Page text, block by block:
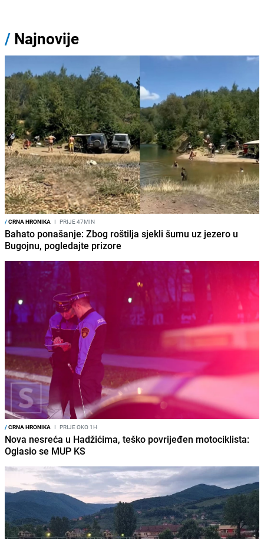
/ Najnovije
/CRNA HRONIKA I PRIJE 47MIN
Bahato ponašanje: Zbog roštilja sjekli šumu uz jezero u
Bugojnu, pogledajte prizore
/CRNA HRONIKA I PRIJE OKO 1H
Nova nesreća u Hadžićima, teško povrijeđen motociklista:
Oglasio se MUP KS